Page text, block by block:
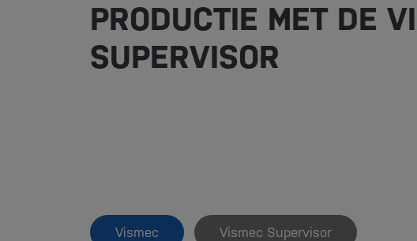
PRODUCTIE MET DE
SUPERVISOR
Vismec Vismec Supervisor